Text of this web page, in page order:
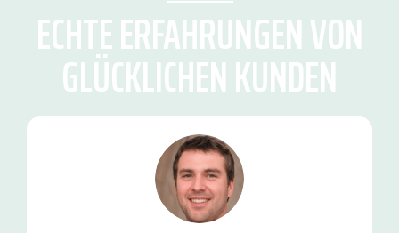
ECHTE ERFAHRUNGEN VON
GLÜCKLICHEN KUNDEN